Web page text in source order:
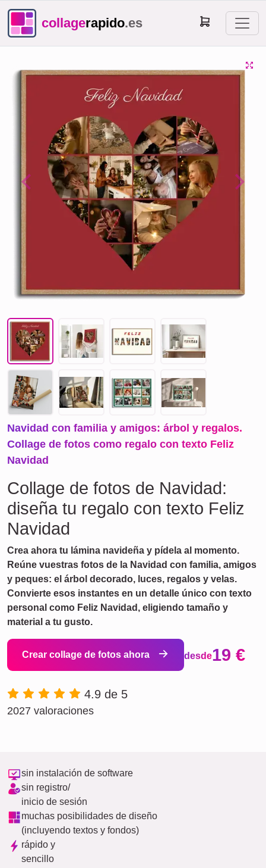
collagerapido.es
Previous Next
Navidad con familia y amigos: árbol y regalos.
Collage de fotos como regalo con texto Feliz
Navidad
Collage de fotos de Navidad:
diseña tu regalo con texto Feliz
Navidad
Crea ahora tu lámina navideña y pídela al momento.
Reúne vuestras fotos de la Navidad con familia, amigos
y peques: el árbol decorado, luces, regalos y velas.
Convierte esos instantes en un detalle único con texto
personal como Feliz Navidad, eligiendo tamaño y
material a tu gusto.
Crear collage de fotos ahora desde19 €
4.9 de 5
2027 valoraciones
sin instalación de software
sin registro/
inicio de sesión
muchas posibilidades de diseño
(incluyendo textos y fondos)
rápido y
sencillo